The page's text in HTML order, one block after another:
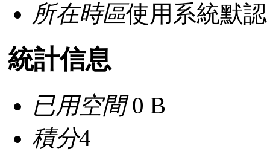
所在時區使用系統默認
統計信息
已用空間0 B
積分4